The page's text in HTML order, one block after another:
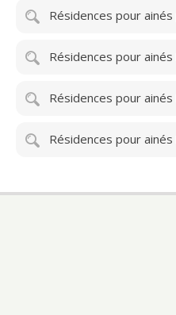
Résidences pour ainés
Résidences pour ainés
Résidences pour ainés
Résidences pour ainés